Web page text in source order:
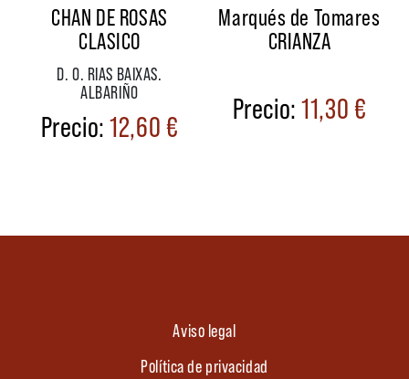
CHAN DE ROSAS
CLASICO
D. O. RIAS BAIXAS.
ALBARIÑO
12,60€
Marqués de Tomares
CRIANZA
11,30€
Aviso legal
Política de privacidad